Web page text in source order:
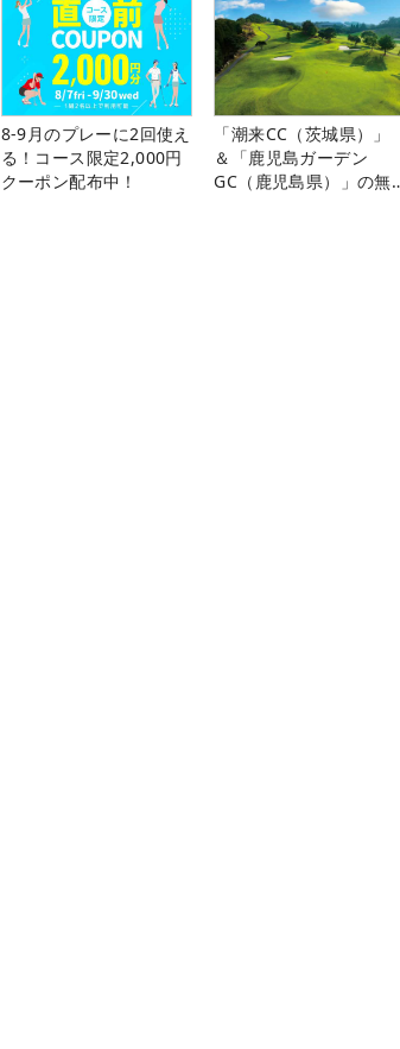
8-9月のプレーに2回使え
る！コース限定2,000円
クーポン配布中！
「潮来CC（茨城県）」
＆「鹿児島ガーデン
GC（鹿児島県）」の無